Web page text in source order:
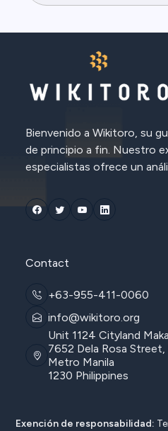
Bienvenido a Wikitoro, su
de principio a fin. Nuestro
especialistas ofrece un
Contact
+63-955-411-0060
info@wikitoro.org
Unit 1124 Cityland
7652 Dela Rosa Street,
Metro Manila
1230 Philippines
Exención de responsabilidad: